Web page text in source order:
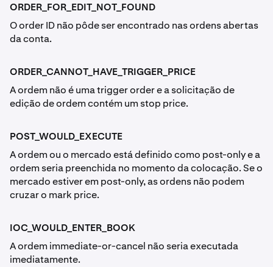
ORDER_FOR_EDIT_NOT_FOUND
O order ID não pôde ser encontrado nas ordens abertas
da conta.
ORDER_CANNOT_HAVE_TRIGGER_PRICE
A ordem não é uma trigger order e a solicitação de
edição de ordem contém um stop price.
POST_WOULD_EXECUTE
A ordem ou o mercado está definido como post-only e a
ordem seria preenchida no momento da colocação. Se o
mercado estiver em post-only, as ordens não podem
cruzar o mark price.
IOC_WOULD_ENTER_BOOK
A ordem immediate-or-cancel não seria executada
imediatamente.